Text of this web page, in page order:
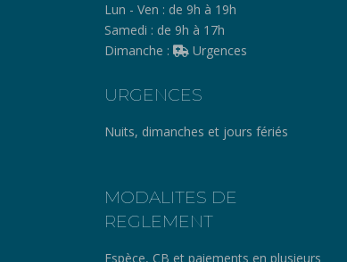
Lun - Ven : de 9h à 19h
Samedi : de 9h à 17h
Dimanche :
Urgences
URGENCES
Nuits, dimanches et jours fériés
MODALITES DE
REGLEMENT
Espèce, CB et paiements en plusieurs